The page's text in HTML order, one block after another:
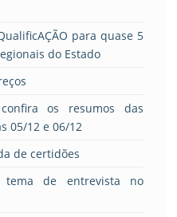
para quase 5
do Estado
os resumos das
05/12 e 06/12
de certidões
tema de entrevista no